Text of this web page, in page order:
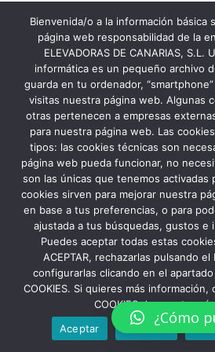
¿Cómo
Bienvenida/o a la información básica
página web responsabilidad de la
ELEVADORAS DE CANARIAS,
informática es un pequeño archivo
guarda en tu ordenador,
visitas nuestra página web. Algunas
otras pertenecen a empresas
para nuestra página web. Las
tipos: las cookies técnicas son
página web pueda funcionar, no
son las únicas que tenemos
cookies sirven para mejorar nuestra
en base a tus preferencias, o para
ajustada a tus búsquedas, gustos e
Puedes aceptar todas estas
ACEPTAR, rechazarlas pulsando el
configurarlas clicando en el apartado
COOKIES. Si quieres más información,
COOKIES de nuestra
Aceptar
Rechazar